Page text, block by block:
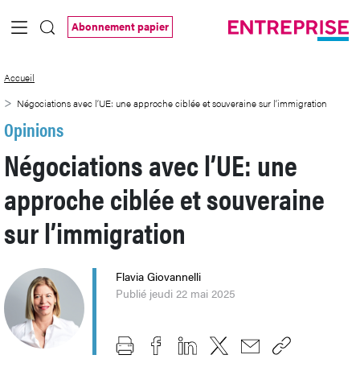
Saut au contenu principal
Abonnement papier
Accueil
Négociations avec l’UE: une approche ciblée et souveraine sur l’immigration
Opinions
Négociations avec l’UE: une
approche ciblée et souveraine
sur l’immigration
Flavia Giovannelli
Publié jeudi 22 mai 2025